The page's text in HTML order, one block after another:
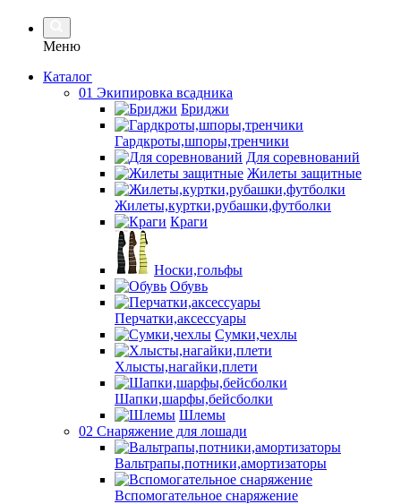
Меню
Каталог
01 Экипировка всадника
Бриджи
Гардкроты,шпоры,тренчики
Для соревнований
Жилеты защитные
Жилеты,куртки,рубашки,футболки
Краги
Носки,гольфы
Обувь
Перчатки,аксессуары
Сумки,чехлы
Хлысты,нагайки,плети
Шапки,шарфы,бейсболки
Шлемы
02 Снаряжение для лошади
Вальтрапы,потники,амортизаторы
Вспомогательное снаряжение